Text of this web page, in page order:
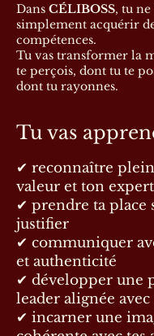
Dans CÉLIBOSS, tu ne
simplement acquérir
compétences.
Tu vas transformer la
te perçois, dont tu te
dont tu rayonnes.
Tu vas
✔ reconnaître
valeur et ton
✔ prendre ta place
justifier
✔ communiquer
et authenticité
✔ développer une
leader alignée avec
✔ incarner une